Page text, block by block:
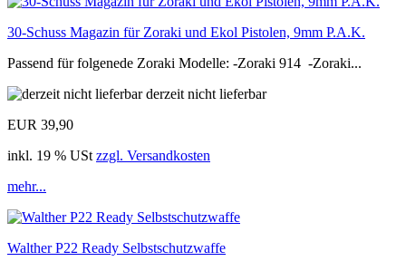
30-Schuss Magazin für Zoraki und Ekol Pistolen, 9mm P.A.K.
Passend für folgenede Zoraki Modelle: -Zoraki 914 -Zoraki...
derzeit nicht lieferbar
EUR 39,90
inkl. 19 % USt zzgl. Versandkosten
mehr...
Walther P22 Ready Selbstschutzwaffe